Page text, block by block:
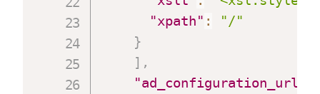
"xpath" :
"/"
}
] ,